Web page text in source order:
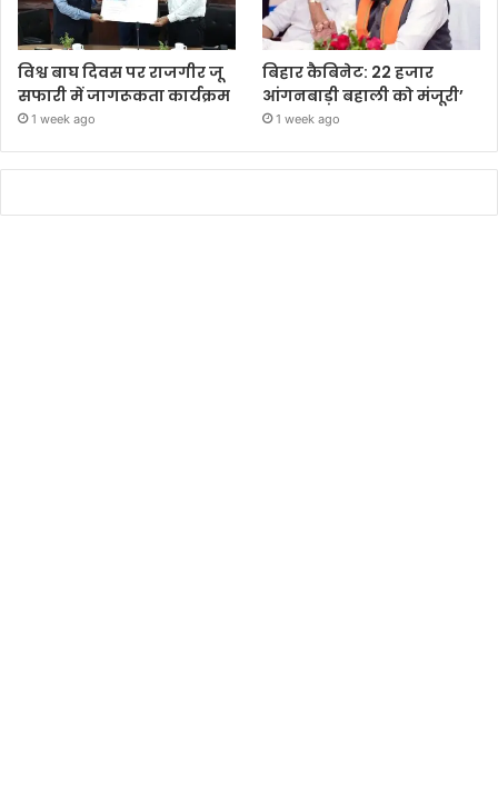
विश्व बाघ दिवस पर राजगीर जू
सफारी में जागरूकता कार्यक्रम
1 week ago
बिहार कैबिनेट: 22 हजार
आंगनबाड़ी बहाली को मंजूरी’
1 week ago